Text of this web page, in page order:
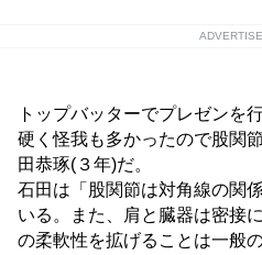
トップバッターでプレゼンを
硬く怪我も多かったので股関
田恭琢(３年)だ。
石田は「股関節は対角線の関
いる。また、肩と臓器は密接
の柔軟性を拡げることは一般